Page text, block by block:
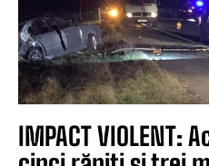
IMPACT VIOLENT: